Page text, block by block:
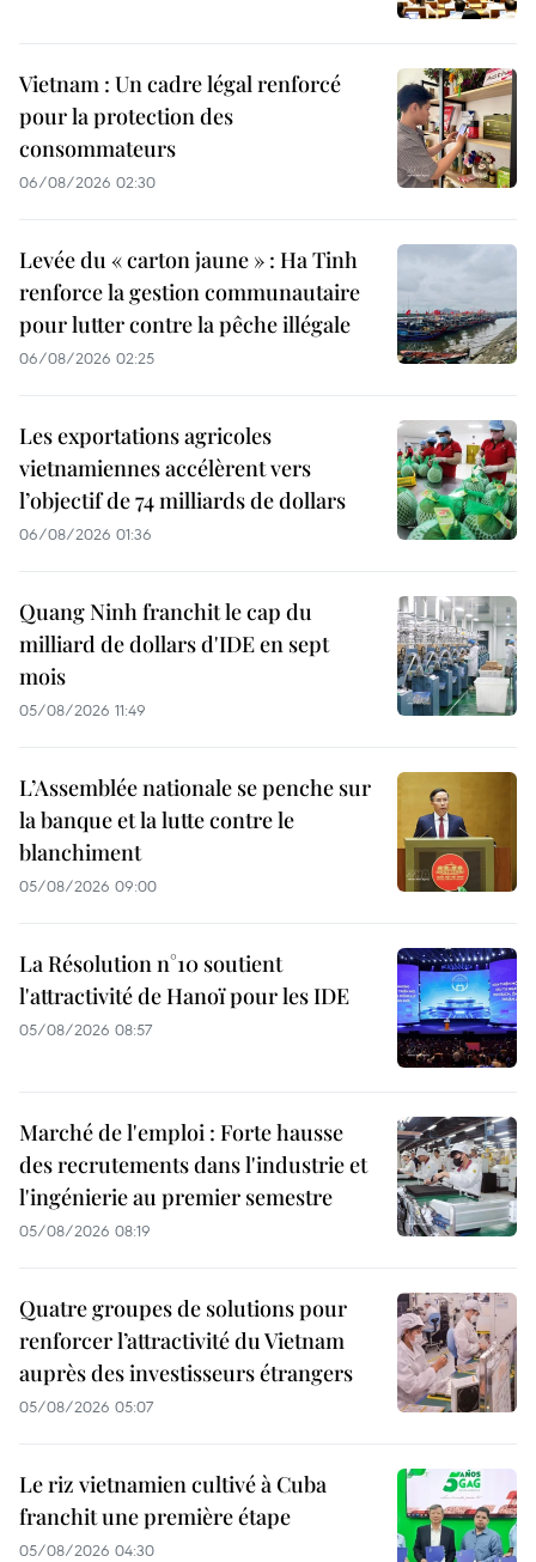
Vietnam : Un cadre légal renforcé
pour la protection des
consommateurs
06/08/2026 02:30
Levée du « carton jaune » : Ha Tinh
renforce la gestion communautaire
pour lutter contre la pêche illégale
06/08/2026 02:25
Les exportations agricoles
vietnamiennes accélèrent vers
l’objectif de 74 milliards de dollars
06/08/2026 01:36
Quang Ninh franchit le cap du
milliard de dollars d'IDE en sept
mois
05/08/2026 11:49
L’Assemblée nationale se penche sur
la banque et la lutte contre le
blanchiment
05/08/2026 09:00
La Résolution n°10 soutient
l'attractivité de Hanoï pour les IDE
05/08/2026 08:57
Marché de l'emploi : Forte hausse
des recrutements dans l'industrie et
l'ingénierie au premier semestre
05/08/2026 08:19
Quatre groupes de solutions pour
renforcer l’attractivité du Vietnam
auprès des investisseurs étrangers
05/08/2026 05:07
Le riz vietnamien cultivé à Cuba
franchit une première étape
05/08/2026 04:30